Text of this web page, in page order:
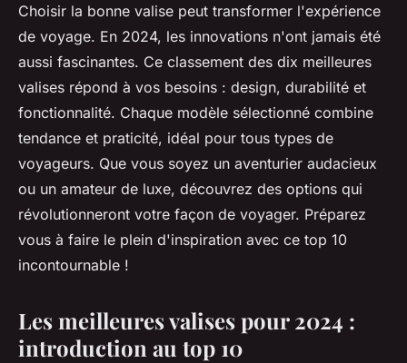
Choisir la bonne valise peut transformer l'expérience
de voyage. En 2024, les innovations n'ont jamais été
aussi fascinantes. Ce classement des dix meilleures
valises répond à vos besoins : design, durabilité et
fonctionnalité. Chaque modèle sélectionné combine
tendance et praticité, idéal pour tous types de
voyageurs. Que vous soyez un aventurier audacieux
ou un amateur de luxe, découvrez des options qui
révolutionneront votre façon de voyager. Préparez
vous à faire le plein d'inspiration avec ce top 10
incontournable !
Les meilleures valises pour 2024 :
introduction au top 10